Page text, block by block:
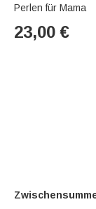
Perlen für Mama
23,00 €